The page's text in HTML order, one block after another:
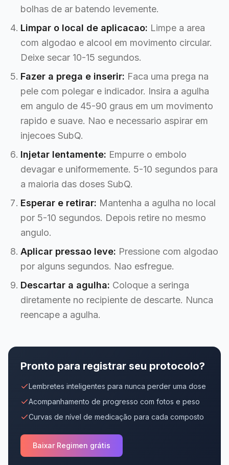
bolhas de ar batendo levemente.
Limpar o local de aplicacao: Limpe a area
com algodao e alcool em movimento circular.
Deixe secar 10-15 segundos.
Fazer a prega e inserir: Faca uma prega na
pele com polegar e indicador. Insira a agulha
em angulo de 45-90 graus em um movimento
rapido e suave. Nao e necessario aspirar em
injecoes SubQ.
Injetar lentamente: Empurre o embolo
devagar e uniformemente. 5-10 segundos para
a maioria das doses SubQ.
Esperar e retirar: Mantenha a agulha no local
por 5-10 segundos. Depois retire no mesmo
angulo.
Aplicar pressao leve: Pressione com algodao
por alguns segundos. Nao esfregue.
Descartar a agulha: Coloque a seringa
diretamente no recipiente de descarte. Nunca
reencape a agulha.
Pronto para registrar seu protocolo?
Lembretes inteligentes para nunca perder uma dose
Acompanhamento de progresso com fotos e peso
Curvas de nível de medicação para cada composto
Baixar Regimen grátis